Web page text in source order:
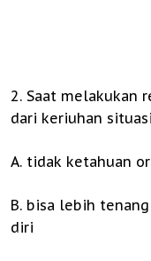
2. Saat melakukan
dari keriuhan
A. tidak ketahuan
B. bisa lebih
diri